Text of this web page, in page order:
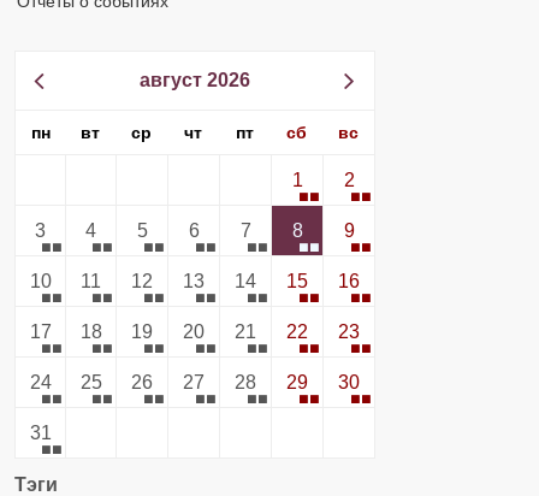
август 2026
пн вт ср чт пт сб вс
1 2
3 4 5 6 7 8 9
10 11 12 13 14 15 16
17 18 19 20 21 22 23
24 25 26 27 28 29 30
31
Тэги